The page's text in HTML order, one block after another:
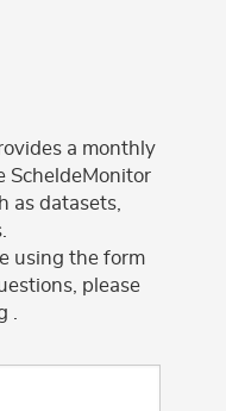
a monthly
ScheldeMonitor
as datasets,
using the form
please